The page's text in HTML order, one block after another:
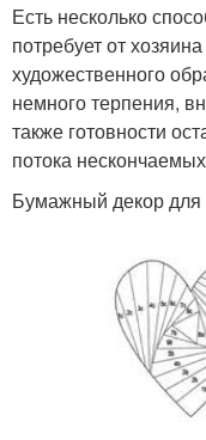
Есть несколько
потребует от
художественного
немного терпения,
также готовности
потока
Бумажный декор для